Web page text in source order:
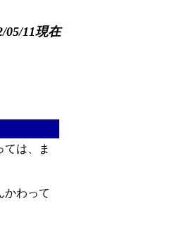
05/11現在
は、ま
かわって